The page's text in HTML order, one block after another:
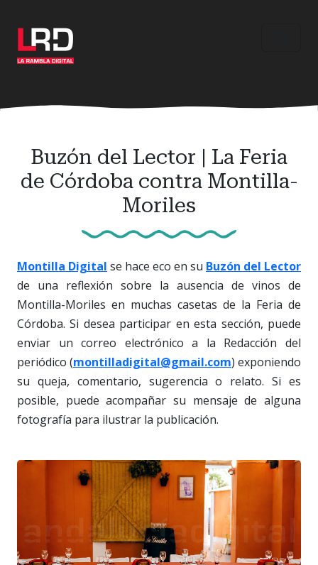
contenido
principal
Buzón del Lector | La Feria
de Córdoba contra Montilla-
Moriles
Montilla Digital se hace eco en su Buzón del Lector
de una reflexión sobre la ausencia de vinos de
Montilla-Moriles en muchas casetas de la Feria de
Córdoba. Si desea participar en esta sección, puede
enviar un correo electrónico a la Redacción del
periódico (montilladigital@gmail.com) exponiendo
su queja, comentario, sugerencia o relato. Si es
posible, puede acompañar su mensaje de alguna
fotografía para ilustrar la publicación.